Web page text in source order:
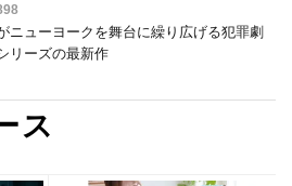
ニューヨークを舞台に繰り広げる犯罪劇
リーズの最新作
ス